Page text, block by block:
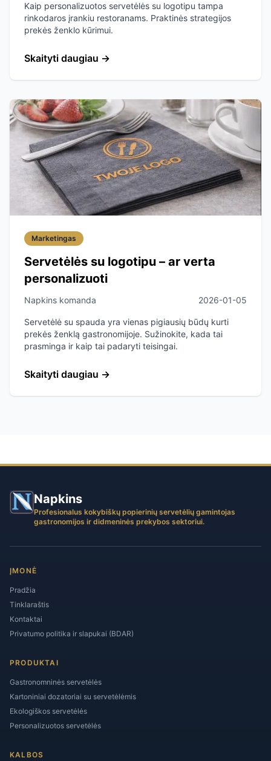
Kaip personalizuotos servetėlės su logotipu tampa
rinkodaros įrankiu restoranams. Praktinės strategijos
prekės ženklo kūrimui.
Skaityti daugiau →
Marketingas
Servetėlės su logotipu – ar verta
personalizuoti
Napkins komanda 2026-01-05
Servetėlė su spauda yra vienas pigiausių būdų kurti
prekės ženklą gastronomijoje. Sužinokite, kada tai
prasminga ir kaip tai padaryti teisingai.
Skaityti daugiau →
Napkins
Profesionalus kokybiškų popierinių servetėlių gamintojas
gastronomijos ir didmeninės prekybos sektoriui.
ĮMONĖ
Pradžia
Tinklaraštis
Kontaktai
Privatumo politika ir slapukai (BDAR)
PRODUKTAI
Gastronomninės servetėlės
Kartoniniai dozatoriai su servetėlėmis
Ekologiškos servetėlės
Personalizuotos servetėlės
KALBOS